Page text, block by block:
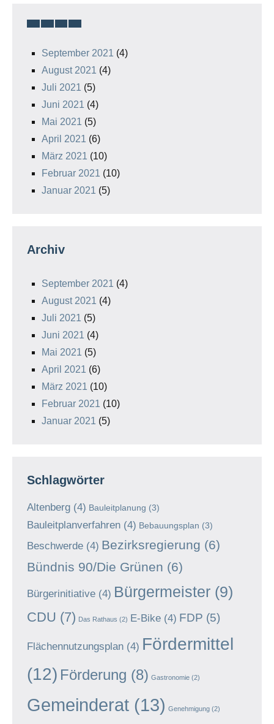
September 2021 (4)
August 2021 (4)
Juli 2021 (5)
Juni 2021 (4)
Mai 2021 (5)
April 2021 (6)
März 2021 (10)
Februar 2021 (10)
Januar 2021 (5)
Archiv
September 2021 (4)
August 2021 (4)
Juli 2021 (5)
Juni 2021 (4)
Mai 2021 (5)
April 2021 (6)
März 2021 (10)
Februar 2021 (10)
Januar 2021 (5)
Schlagwörter
Altenberg (4) Bauleitplanung (3)
Bauleitplanverfahren (4) Bebauungsplan (3)
Beschwerde (4) Bezirksregierung (6)
Bündnis 90/Die Grünen (6)
Bürgerinitiative (4) Bürgermeister (9)
CDU (7) Das Rathaus (2) E-Bike (4) FDP (5)
Flächennutzungsplan (4) Fördermittel
(12) Förderung (8) Gastronomie (2)
Gemeinderat (13) Genehmigung (2)